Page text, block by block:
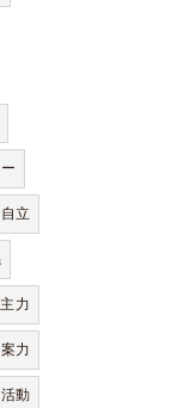
自立
力
力
動